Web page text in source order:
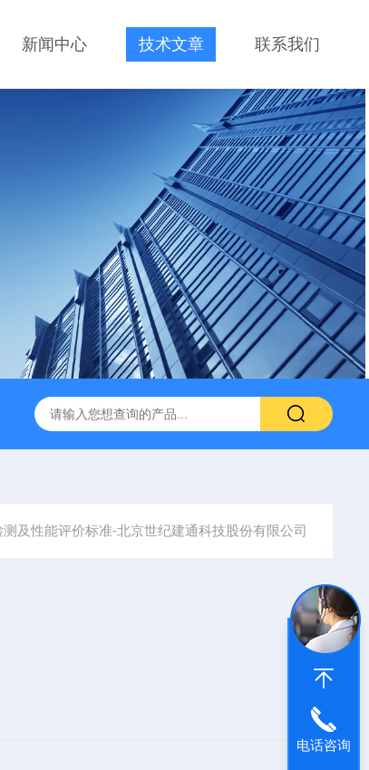
新闻中心 技术文章 联系我们
TECLOG4建筑气密性测试系统 测试软件
测及性能评价标准-北京世纪建通科技股份有限公司
电话咨询